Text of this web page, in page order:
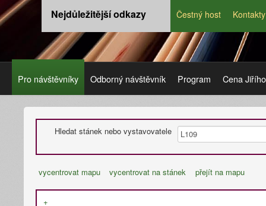
Nejdůležitější odkazy Čestný host Kontakty
Pro návštěvníky Odborný návštěvník Program Cena
Hledat stánek nebo vystavovatele
vycentrovat mapu vycentrovat na stánek přejít na mapu
+